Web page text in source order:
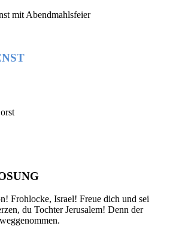
mit Abendmahlsfeier
Frohlocke, Israel! Freue dich und sei
du Tochter Jerusalem! Denn der